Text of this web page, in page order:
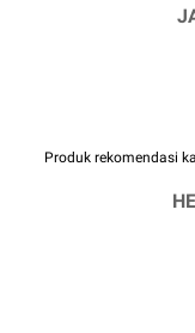
Produk rekomendasi